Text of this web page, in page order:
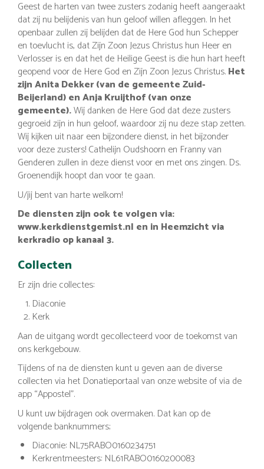
Geest de harten van twee zusters zodanig heeft aangeraakt
dat zij nu belijdenis van hun geloof willen afleggen. In het
openbaar zullen zij belijden dat de Here God hun Schepper
en toevlucht is, dat Zijn Zoon Jezus Christus hun Heer en
Verlosser is en dat het de Heilige Geest is die hun hart heeft
geopend voor de Here God en Zijn Zoon Jezus Christus.Het
zijn Anita Dekker (van de gemeente Zuid-
Beijerland) en Anja Kruijthof (van onze
gemeente).Wij danken de Here God dat deze zusters
gegroeid zijn in hun geloof, waardoor zij nu deze stap zetten.
Wij kijken uit naar een bijzondere dienst, in het bijzonder
voor deze zusters! Cathelijn Oudshoorn en Franny van
Genderen zullen in deze dienst voor en met ons zingen. Ds.
Groenendijk hoopt dan voor te gaan.
U/jij bent van harte welkom!
De diensten zijn ook te volgen via:
www.kerkdienstgemist.nl en in Heemzicht via
kerkradio op kanaal 3.
Collecten
Er zijn drie collectes:
Diaconie
Kerk
Aan de uitgang wordt gecollecteerd voor de toekomst van
ons kerkgebouw.
Tijdens of na de diensten kunt u geven aan de diverse
collecten via het Donatieportaal van onze website of via de
app “Appostel”.
U kunt uw bijdragen ook overmaken. Dat kan op de
volgende banknummers;
Diaconie: NL75RABO0160234751
Kerkrentmeesters: NL61RABO0160200083